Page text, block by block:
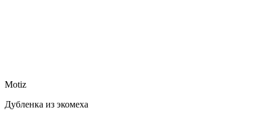
Motiz
Дубленка из экомеха